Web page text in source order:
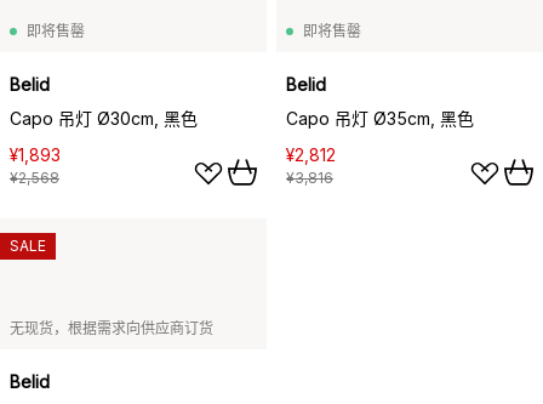
即将售罄
Belid
Capo 吊灯 Ø30cm, 黑色
¥1,893
¥2,568
即将售罄
Belid
Capo 吊灯 Ø35cm, 黑色
¥2,812
¥3,816
无现货，根据需求向供应商订货
Belid
SALE